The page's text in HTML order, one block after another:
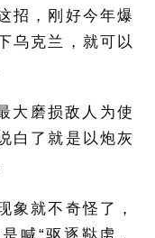
招，刚好今年爆
乌克兰，就可以
大磨损敌人为使
白了就是以炮灰
象就不奇怪了，